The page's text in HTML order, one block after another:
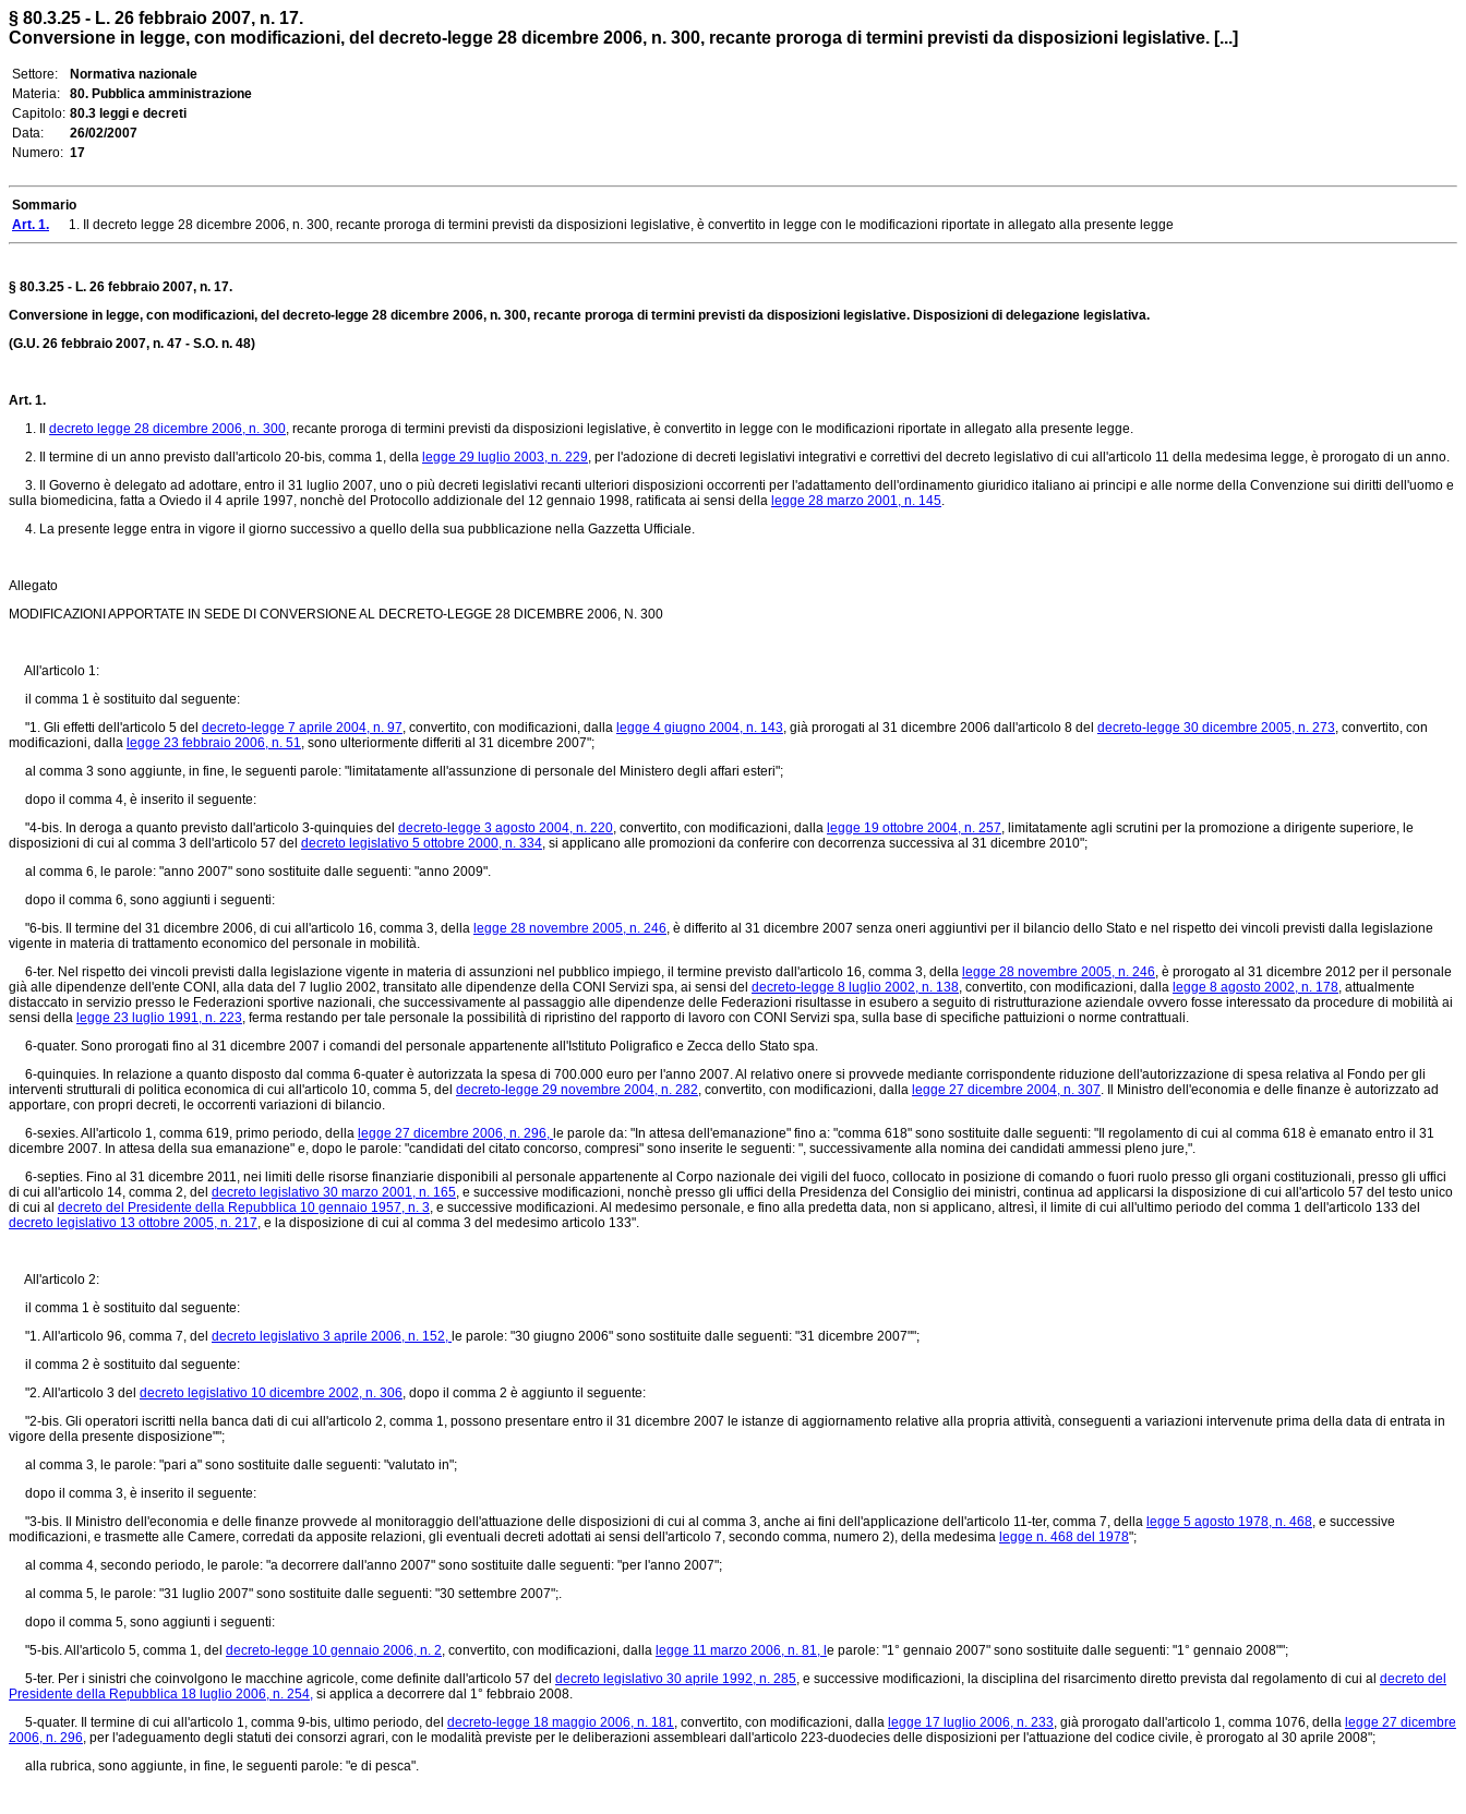
§ 80.3.25 - L. 26 febbraio 2007, n. 17.
Conversione in legge, con modificazioni, del decreto-legge 28 dicembre 2006, n. 300, recante proroga di termini previsti da disposizioni legislative. [...]
Settore:
Normativa nazionale
Materia:
80. Pubblica amministrazione
Capitolo: 80.3 leggi e decreti
Data:
26/02/2007
Numero: 17
Sommario
Art. 1. 1. Il decreto legge 28 dicembre 2006, n. 300, recante proroga di termini previsti da disposizioni legislative, è convertito in legge con le modificazioni riportate in allegato alla presente legge
§ 80.3.25 - L. 26 febbraio 2007, n. 17.
Conversione in legge, con modificazioni, del decreto-legge 28 dicembre 2006, n. 300, recante proroga di termini previsti da disposizioni legislative. Disposizioni di delegazione legislativa.
(G.U. 26 febbraio 2007, n. 47 - S.O. n. 48)
Art. 1.
1. Il decreto legge 28 dicembre 2006, n. 300, recante proroga di termini previsti da disposizioni legislative, è convertito in legge con le modificazioni riportate in allegato alla presente legge.
2. Il termine di un anno previsto dall'articolo 20-bis, comma 1, della legge 29 luglio 2003, n. 229, per l'adozione di decreti legislativi integrativi e correttivi del decreto legislativo di cui all'articolo 11 della medesima legge, è prorogato di un anno.
3. Il Governo è delegato ad adottare, entro il 31 luglio 2007, uno o più decreti legislativi recanti ulteriori disposizioni occorrenti per l'adattamento dell'ordinamento giuridico italiano ai principi e alle norme della Convenzione sui diritti dell'uomo e
sulla biomedicina, fatta a Oviedo il 4 aprile 1997, nonchè del Protocollo addizionale del 12 gennaio 1998, ratificata ai sensi della legge 28 marzo 2001, n. 145.
4. La presente legge entra in vigore il giorno successivo a quello della sua pubblicazione nella Gazzetta Ufficiale.
Allegato
MODIFICAZIONI APPORTATE IN SEDE DI CONVERSIONE AL DECRETO-LEGGE 28 DICEMBRE 2006, N. 300
All'articolo 1:
il comma 1 è sostituito dal seguente:
"1. Gli effetti dell'articolo 5 del decreto-legge 7 aprile 2004, n. 97, convertito, con modificazioni, dalla legge 4 giugno 2004, n. 143, già prorogati al 31 dicembre 2006 dall'articolo 8 del decreto-legge 30 dicembre 2005, n. 273, convertito, con
modificazioni, dalla legge 23 febbraio 2006, n. 51, sono ulteriormente differiti al 31 dicembre 2007";
al comma 3 sono aggiunte, in fine, le seguenti parole: "limitatamente all'assunzione di personale del Ministero degli affari esteri";
dopo il comma 4, è inserito il seguente:
"4-bis. In deroga a quanto previsto dall'articolo 3-quinquies del decreto-legge 3 agosto 2004, n. 220, convertito, con modificazioni, dalla legge 19 ottobre 2004, n. 257, limitatamente agli scrutini per la promozione a dirigente superiore, le
disposizioni di cui al comma 3 dell'articolo 57 del decreto legislativo 5 ottobre 2000, n. 334, si applicano alle promozioni da conferire con decorrenza successiva al 31 dicembre 2010";
al comma 6, le parole: "anno 2007" sono sostituite dalle seguenti: "anno 2009".
dopo il comma 6, sono aggiunti i seguenti:
"6-bis. Il termine del 31 dicembre 2006, di cui all'articolo 16, comma 3, della legge 28 novembre 2005, n. 246, è differito al 31 dicembre 2007 senza oneri aggiuntivi per il bilancio dello Stato e nel rispetto dei vincoli previsti dalla legislazione
vigente in materia di trattamento economico del personale in mobilità.
6-ter. Nel rispetto dei vincoli previsti dalla legislazione vigente in materia di assunzioni nel pubblico impiego, il termine previsto dall'articolo 16, comma 3, della legge 28 novembre 2005, n. 246, è prorogato al 31 dicembre 2012 per il personale
già alle dipendenze dell'ente CONI, alla data del 7 luglio 2002, transitato alle dipendenze della CONI Servizi spa, ai sensi del decreto-legge 8 luglio 2002, n. 138, convertito, con modificazioni, dalla legge 8 agosto 2002, n. 178, attualmente
distaccato in servizio presso le Federazioni sportive nazionali, che successivamente al passaggio alle dipendenze delle Federazioni risultasse in esubero a seguito di ristrutturazione aziendale ovvero fosse interessato da procedure di mobilità ai
sensi della legge 23 luglio 1991, n. 223, ferma restando per tale personale la possibilità di ripristino del rapporto di lavoro con CONI Servizi spa, sulla base di specifiche pattuizioni o norme contrattuali.
6-quater. Sono prorogati fino al 31 dicembre 2007 i comandi del personale appartenente all'Istituto Poligrafico e Zecca dello Stato spa.
6-quinquies. In relazione a quanto disposto dal comma 6-quater è autorizzata la spesa di 700.000 euro per l'anno 2007. Al relativo onere si provvede mediante corrispondente riduzione dell'autorizzazione di spesa relativa al Fondo per gli
interventi strutturali di politica economica di cui all'articolo 10, comma 5, del decreto-legge 29 novembre 2004, n. 282, convertito, con modificazioni, dalla legge 27 dicembre 2004, n. 307. Il Ministro dell'economia e delle finanze è autorizzato ad
apportare, con propri decreti, le occorrenti variazioni di bilancio.
6-sexies. All'articolo 1, comma 619, primo periodo, della legge 27 dicembre 2006, n. 296, le parole da: "In attesa dell'emanazione" fino a: "comma 618" sono sostituite dalle seguenti: "Il regolamento di cui al comma 618 è emanato entro il 31
dicembre 2007. In attesa della sua emanazione" e, dopo le parole: "candidati del citato concorso, compresi" sono inserite le seguenti: ", successivamente alla nomina dei candidati ammessi pleno jure,".
6-septies. Fino al 31 dicembre 2011, nei limiti delle risorse finanziarie disponibili al personale appartenente al Corpo nazionale dei vigili del fuoco, collocato in posizione di comando o fuori ruolo presso gli organi costituzionali, presso gli uffici
di cui all'articolo 14, comma 2, del decreto legislativo 30 marzo 2001, n. 165, e successive modificazioni, nonchè presso gli uffici della Presidenza del Consiglio dei ministri, continua ad applicarsi la disposizione di cui all'articolo 57 del testo unico
di cui al decreto del Presidente della Repubblica 10 gennaio 1957, n. 3, e successive modificazioni. Al medesimo personale, e fino alla predetta data, non si applicano, altresì, il limite di cui all'ultimo periodo del comma 1 dell'articolo 133 del
decreto legislativo 13 ottobre 2005, n. 217, e la disposizione di cui al comma 3 del medesimo articolo 133".
All'articolo 2:
il comma 1 è sostituito dal seguente:
"1. All'articolo 96, comma 7, del decreto legislativo 3 aprile 2006, n. 152, le parole: "30 giugno 2006" sono sostituite dalle seguenti: "31 dicembre 2007"";
il comma 2 è sostituito dal seguente:
"2. All'articolo 3 del decreto legislativo 10 dicembre 2002, n. 306, dopo il comma 2 è aggiunto il seguente:
"2-bis. Gli operatori iscritti nella banca dati di cui all'articolo 2, comma 1, possono presentare entro il 31 dicembre 2007 le istanze di aggiornamento relative alla propria attività, conseguenti a variazioni intervenute prima della data di entrata in
vigore della presente disposizione"";
al comma 3, le parole: "pari a" sono sostituite dalle seguenti: "valutato in";
dopo il comma 3, è inserito il seguente:
"3-bis. Il Ministro dell'economia e delle finanze provvede al monitoraggio dell'attuazione delle disposizioni di cui al comma 3, anche ai fini dell'applicazione dell'articolo 11-ter, comma 7, della legge 5 agosto 1978, n. 468, e successive
modificazioni, e trasmette alle Camere, corredati da apposite relazioni, gli eventuali decreti adottati ai sensi dell'articolo 7, secondo comma, numero 2), della medesima legge n. 468 del 1978";
al comma 4, secondo periodo, le parole: "a decorrere dall'anno 2007" sono sostituite dalle seguenti: "per l'anno 2007";
al comma 5, le parole: "31 luglio 2007" sono sostituite dalle seguenti: "30 settembre 2007";.
dopo il comma 5, sono aggiunti i seguenti:
"5-bis. All'articolo 5, comma 1, del decreto-legge 10 gennaio 2006, n. 2, convertito, con modificazioni, dalla legge 11 marzo 2006, n. 81, l e parole: "1° gennaio 2007" sono sostituite dalle seguenti: "1° gennaio 2008"";
5-ter. Per i sinistri che coinvolgono le macchine agricole, come definite dall'articolo 57 del decreto legislativo 30 aprile 1992, n. 285, e successive modificazioni, la disciplina del risarcimento diretto prevista dal regolamento di cui al decreto del
Presidente della Repubblica 18 luglio 2006, n. 254, si applica a decorrere dal 1° febbraio 2008.
5-quater. Il termine di cui all'articolo 1, comma 9-bis, ultimo periodo, del decreto-legge 18 maggio 2006, n. 181, convertito, con modificazioni, dalla legge 17 luglio 2006, n. 233, già prorogato dall'articolo 1, comma 1076, della legge 27 dicembre
2006, n. 296, per l'adeguamento degli statuti dei consorzi agrari, con le modalità previste per le deliberazioni assembleari dall'articolo 223-duodecies delle disposizioni per l'attuazione del codice civile, è prorogato al 30 aprile 2008";
alla rubrica, sono aggiunte, in fine, le seguenti parole: "e di pesca".